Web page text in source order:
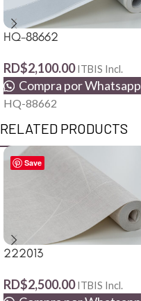
HQ-88662
RD$2,100.00 ITBIS Incl.
Compra por Whatsapp
HQ-88662
RELATED PRODUCTS
Save
222013
RD$2,500.00 ITBIS Incl.